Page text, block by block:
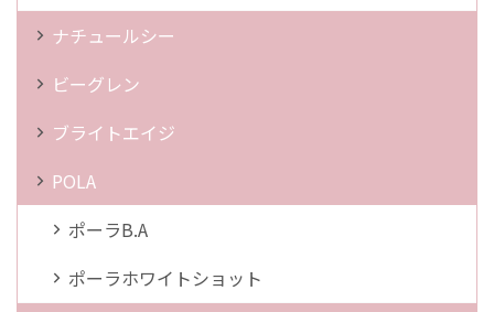
ナチュールシー
ビーグレン
ブライトエイジ
POLA
ポーラB.A
ポーラホワイトショット